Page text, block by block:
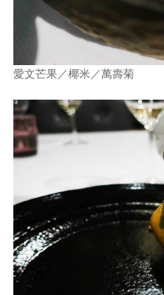
愛文芒果／椰米／萬壽菊